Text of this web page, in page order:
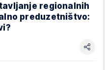
regionalnih
preduzetništvo: